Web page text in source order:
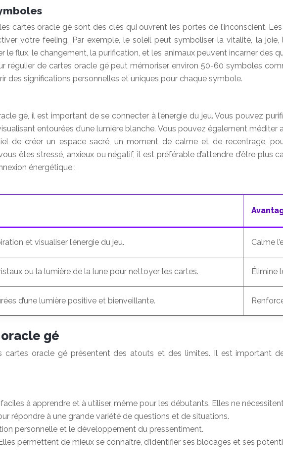
cartes oracle gé sont des clés qui ouvrent les portes de l’inconscient.
votre feeling. Par exemple, le soleil peut symboliser la vitalité, la joie,
le flux, le changement, la purification, et les animaux peuvent incarner des
régulier de cartes oracle gé peut mémoriser environ 50-60 symboles
des significations personnelles et uniques pour chaque symbole.
gé, il est important de se connecter à l’énergie du jeu. Vous pouvez
entourées d’une lumière blanche. Vous pouvez également
de créer un espace sacré, un moment de calme et de recentrage,
êtes stressé, anxieux ou négatif, il est préférable d’attendre d’être
énergétique :
et visualiser l’énergie du jeu. Calme
ou la lumière de la lune pour nettoyer les cartes. Élimine
d’une lumière positive et bienveillante.
gé
cartes oracle gé présentent des atouts et des limites. Il est important
à apprendre et à utiliser, même pour les débutants. Elles ne
répondre à une grande variété de questions et de situations.
personnelle et le développement du pressentiment.
permettent de mieux se connaître, d’identifier ses blocages et ses